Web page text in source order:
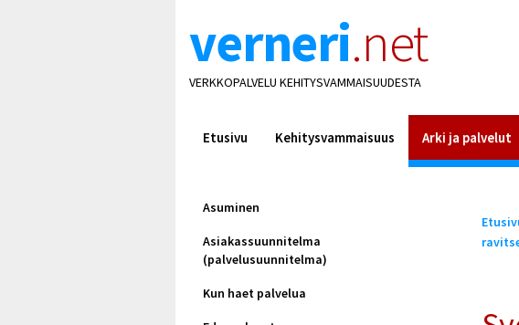
verneri.net
VERKKOPALVELU KEHITYSVAMMAISUUDESTA
Etusivu Kehitysvammaisuus Arki ja palvelut
Asuminen
Asiakassuunnitelma
(palvelusuunnitelma)
Kun haet palvelua